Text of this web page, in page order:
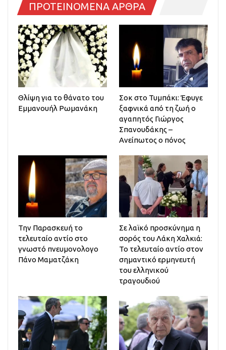
ΠΡΟΤΕΙΝΟΜΕΝΑ ΑΡΘΡΑ
Θλίψη για το θάνατο του
Εμμανουήλ Ρωμανάκη
Σοκ στο Τυμπάκι: Έφυγε
ξαφνικά από τη ζωή ο
αγαπητός Γιώργος
Σπανουδάκης –
Ανείπωτος ο πόνος
Την Παρασκευή το
τελευταίο αντίο στο
γνωστό πνευμονολογο
Πάνο Μαματζάκη
Σε λαϊκό προσκύνημα η
σορός του Λάκη Χαλκιά:
Το τελευταίο αντίο στον
σημαντικό ερμηνευτή
του ελληνικού
τραγουδιού